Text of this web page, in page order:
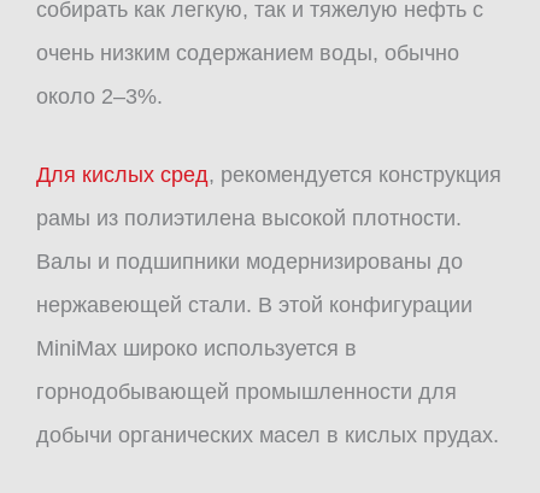
собирать как легкую, так и тяжелую нефть с
очень низким содержанием воды, обычно
около 2–3%.
Для кислых сред, рекомендуется конструкция
рамы из полиэтилена высокой плотности.
Валы и подшипники модернизированы до
нержавеющей стали. В этой конфигурации
MiniMax широко используется в
горнодобывающей промышленности для
добычи органических масел в кислых прудах.